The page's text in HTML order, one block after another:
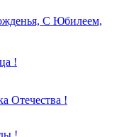
С Юбилеем,
!
Отечества !
!